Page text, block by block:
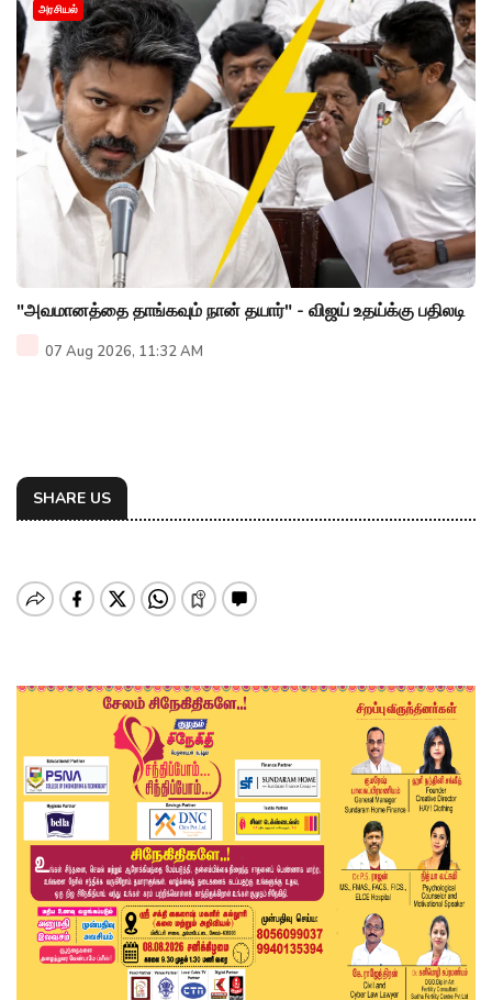
அரசியல்
"அவமானத்தை தாங்கவும் நான் தயார்" - விஜய் உதய்க்கு பதிலடி
07 Aug 2026, 11:32 AM
SHARE US